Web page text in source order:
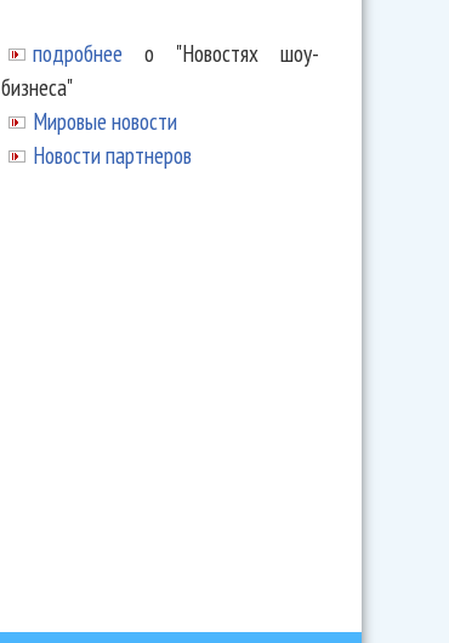
подробнее о "Новостях шоу-
бизнеса"
Мировые новости
Новости партнеров